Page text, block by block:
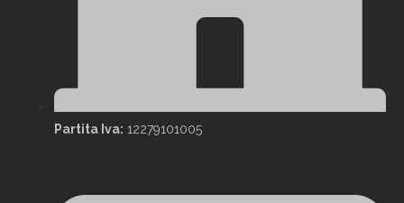
Partita Iva: 12279101005